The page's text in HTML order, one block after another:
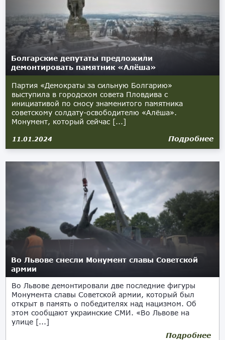
Болгарские депутаты предложили
демонтировать памятник «Алёша»
Партия «Демократы за сильную Болгарию»
выступила в городском совета Пловдива с
инициативой по сносу знаменитого памятника
советскому солдату-освободителю «Алёша».
Монумент, который сейчас [...]
11.01.2024 Подробнее
Во Львове снесли Монумент славы Советской
армии
Во Львове демонтировали две последние фигуры
Монумента славы Советской армии, который был
открыт в память о победителях над нацизмом. Об
этом сообщают украинские СМИ. «Во Львове на
улице [...]
Подробнее